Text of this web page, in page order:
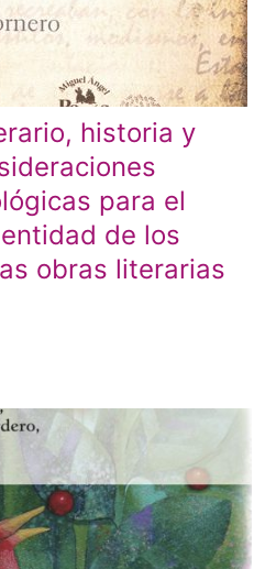
historia y
para el
de los
obras literarias